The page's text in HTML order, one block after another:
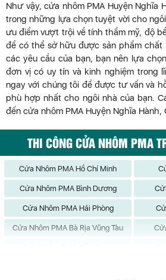
Như vậy, cửa nhôm PMA Huyện Nghĩa
trong những lựa chọn tuyệt vời cho
ưu điểm vượt trội về tính thẩm mỹ, độ
để có thể sở hữu được sản phẩm
các yêu cầu của bạn, bạn nên lựa
đơn vị có uy tín và kinh nghiệm trong
ngay với chúng tôi để được tư vấn và
phù hợp nhất cho ngôi nhà của bạn.
đến cửa nhôm PMA Huyện Nghĩa Hành,
THI CÔNG CỬA NHÔM PMA
Cửa Nhôm PMA Hồ Chí Minh
Cửa Nhôm PMA Bình Dương
Cửa Nhôm PMA Hải Phòng
Cửa Nhôm PMA Bà Rịa Vũng Tàu